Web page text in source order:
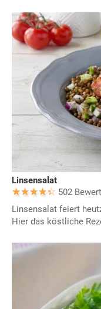
Linsensalat
502
Linsensalat feiert
Hier das köstliche